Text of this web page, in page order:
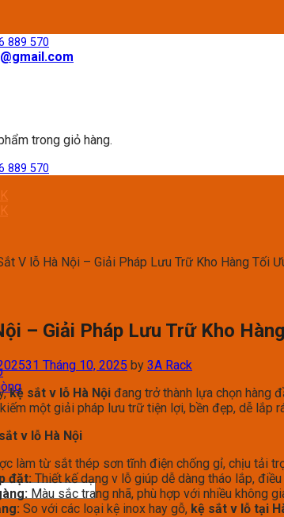
889 570
trong giỏ hàng.
889 570
V lỗ Hà Nội – Giải Pháp Lưu Trữ Kho Hàng Tối
– Giải Pháp Lưu Trữ Kho
31 Tháng 10, 2025 by 3A Rack
kệ sắt v lỗ Hà Nội đang trở thành lựa chọn hàng
một giải pháp lưu trữ tiện lợi, bền đẹp, dễ lắp
v lỗ Hà Nội
làm từ sắt thép sơn tĩnh điện chống gỉ, chịu tải
đặt:Thiết kế dạng v lỗ giúp dễ dàng tháo lắp,
Màu sắc trang nhã, phù hợp với nhiều không
So với các loại kệ inox hay gỗ, kệ sắt v lỗ tại